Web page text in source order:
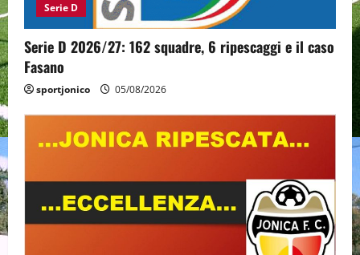
Serie D
Serie D 2026/27: 162 squadre, 6 ripescaggi e il caso
Fasano
sportjonico 05/08/2026